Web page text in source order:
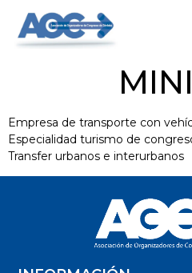
Empresa de transporte con
Especialidad turismo de
Transfer urbanos e interurbanos